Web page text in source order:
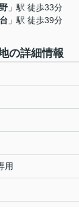
」駅 徒歩33分
」駅 徒歩39分
の詳細情報
用